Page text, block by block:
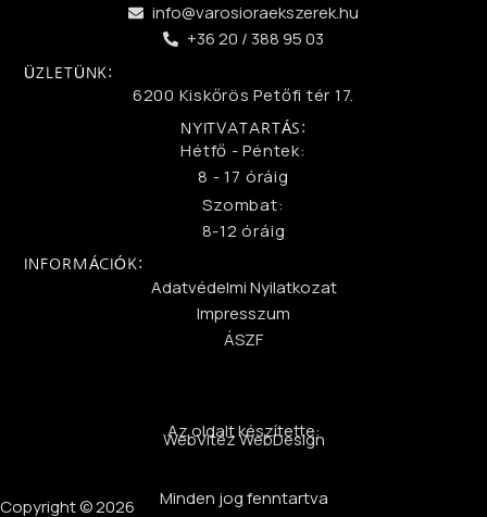
info@varosioraekszerek.hu
+36 20 / 388 95 03
ÜZLETÜNK:
6200 Kiskőrös Petőfi tér 17.
NYITVATARTÁS:
Hétfő - Péntek:
8 - 17 óráig
Szombat:
8-12 óráig
INFORMÁCIÓK:
Adatvédelmi Nyilatkozat
Impresszum
ÁSZF
Az oldalt készítette:
WebVitéz WebDesign
Minden jog fenntartva
Copyright © 2026